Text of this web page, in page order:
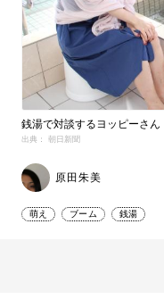
銭湯で対談するヨッピーさ
出典： 朝日新聞
原田朱美
萌え ブーム 銭湯